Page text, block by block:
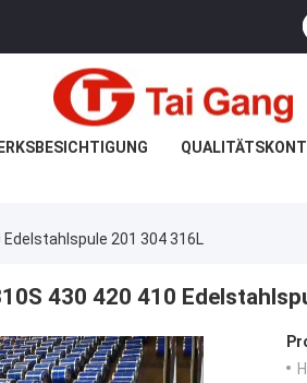
Edelstahlspule 201 304 316L
430 420 410